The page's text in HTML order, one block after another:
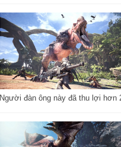
Người đàn ông này đã thu lợi